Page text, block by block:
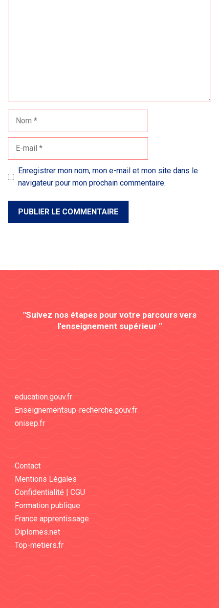
Nom
Enregistrer mon nom, mon e-mail et mon site dans le
navigateur pour mon prochain commentaire.
"Suivez nos étapes pour votre parcours vers
l'enseignement supérieur "
education.gouv.fr
Enseignementsup-recherche.gouv.fr
onisep.fr
Contact
Mentions Légales
Confidentialité | CGU
Formation publique
France apprentissage
Diplomes.net
Top-metiers.fr